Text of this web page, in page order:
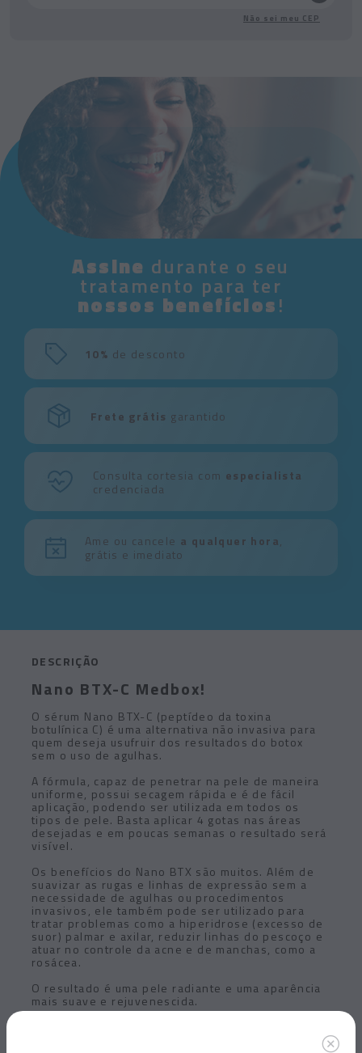
Não sei meu CEP
Assine durante o seu
tratamento para ter
nossos benefícios!
10% de desconto
Frete grátis garantido
Consulta cortesia com especialista
credenciada
Ame ou cancele a qualquer hora,
grátis e imediato
DESCRIÇÃO
Nano BTX-C Medbox!
O sérum Nano BTX-C (peptídeo da toxina
botulínica C) é uma alternativa não invasiva para
quem deseja usufruir dos resultados do botox
sem o uso de agulhas.
A fórmula, capaz de penetrar na pele de maneira
uniforme, possui secagem rápida e é de fácil
aplicação, podendo ser utilizada em todos os
tipos de pele. Basta aplicar 4 gotas nas áreas
desejadas e em poucas semanas o resultado será
visível.
Os benefícios do Nano BTX são muitos. Além de
suavizar as rugas e linhas de expressão sem a
necessidade de agulhas ou procedimentos
invasivos, ele também pode ser utilizado para
tratar problemas como a hiperidrose (excesso de
suor) palmar e axilar, reduzir linhas do pescoço e
atuar no controle da acne e de manchas, como a
rosácea.
O resultado é uma pele radiante e uma aparência
mais suave e rejuvenescida.